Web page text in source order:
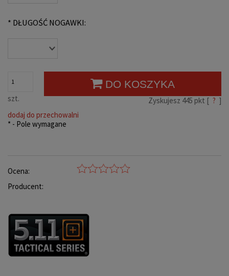
* DŁUGOŚĆ NOGAWKI:
szt.
DO KOSZYKA
Zyskujesz 445 pkt [ ? ]
dodaj do przechowalni
* - Pole wymagane
Ocena:
Producent: